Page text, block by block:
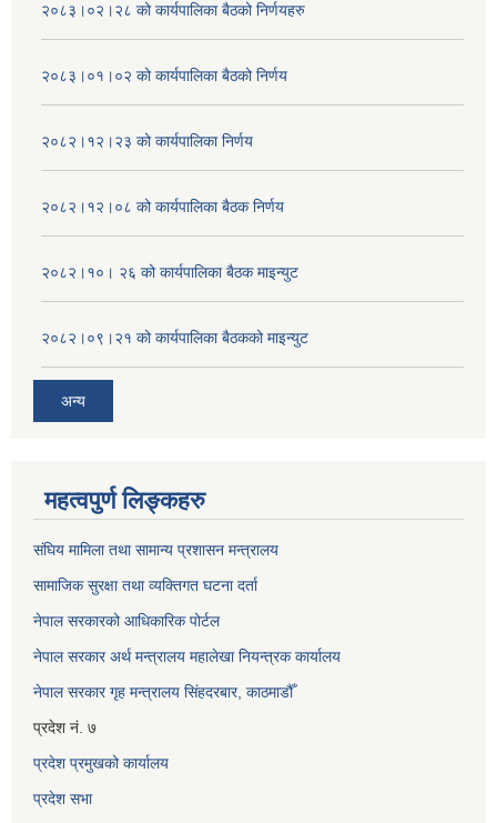
२०८३।०२।२८ को कार्यपालिका बैठको निर्णयहरु
२०८३।०१।०२ को कार्यपालिका बैठको निर्णय
२०८२।१२।२३ को कार्यपालिका निर्णय
२०८२।१२।०८ को कार्यपालिका बैठक निर्णय
२०८२।१०। २६ को कार्यपालिका बैठक माइन्युट
२०८२।०९।२१ को कार्यपालिका बैठकको माइन्युट
अन्य
महत्वपुर्ण लिङ्कहरु
संघिय मामिला तथा सामान्य प्रशासन मन्त्रालय
सामाजिक सुरक्षा तथा व्यक्तिगत घटना दर्ता
नेपाल सरकारको आधिकारिक पोर्टल
नेपाल सरकार अर्थ मन्त्रालय महालेखा नियन्त्रक कार्यालय
नेपाल सरकार गृह मन्त्रालय सिंहदरबार, काठमाडौँ
प्रदेश नं. ७
प्रदेश प्रमुखको कार्यालय
प्रदेश सभा